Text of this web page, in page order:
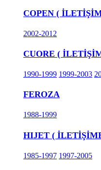
COPEN (
2002-2012
CUORE (
1990-1999 1999-2003
FEROZA
1988-1999
HIJET (
1985-1997 1997-2005